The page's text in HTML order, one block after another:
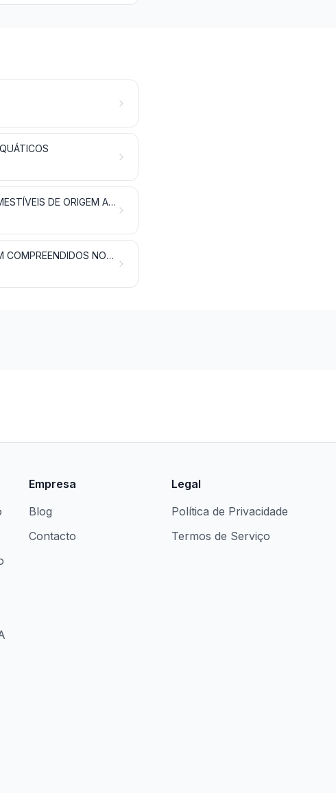
LEITE E LATICÍNIOS; OVOS DE AVES; MEL NATURAL; PRODUTOS COMESTÍVEIS DE ORIGEM ANIMAL, NÃO ESPECIFICADOS NEM COMPREENDIDOS NOUTROS CAPÍTULOS
OUTROS PRODUTOS DE ORIGEM ANIMAL, NÃO ESPECIFICADOS NEM COMPREENDIDOS NOUTROS CAPÍTULOS
Empresa
Blog
Contacto
Legal
Política de Privacidade
Termos de Serviço